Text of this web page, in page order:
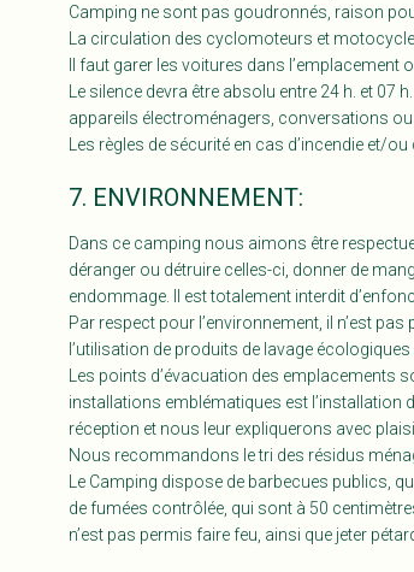
Camping ne sont pas goudronnés, raison
La circulation des cyclomoteurs et
Il faut garer les voitures dans
Le silence devra être absolu entre 24 h. et
appareils électroménagers, conversations
Les règles de sécurité en cas d’incendie et/
7. ENVIRONNEMENT:
Dans ce camping nous aimons être
déranger ou détruire celles-ci, donner de
endommage. Il est totalement interdit
Par respect pour l’environnement, il n’est
l’utilisation de produits de lavage
Les points d’évacuation des emplacements
installations emblématiques est l’installation
réception et nous leur expliquerons avec
Nous recommandons le tri des résidus
Le Camping dispose de barbecues publics,
de fumées contrôlée, qui sont à 50
n’est pas permis faire feu, ainsi que jeter